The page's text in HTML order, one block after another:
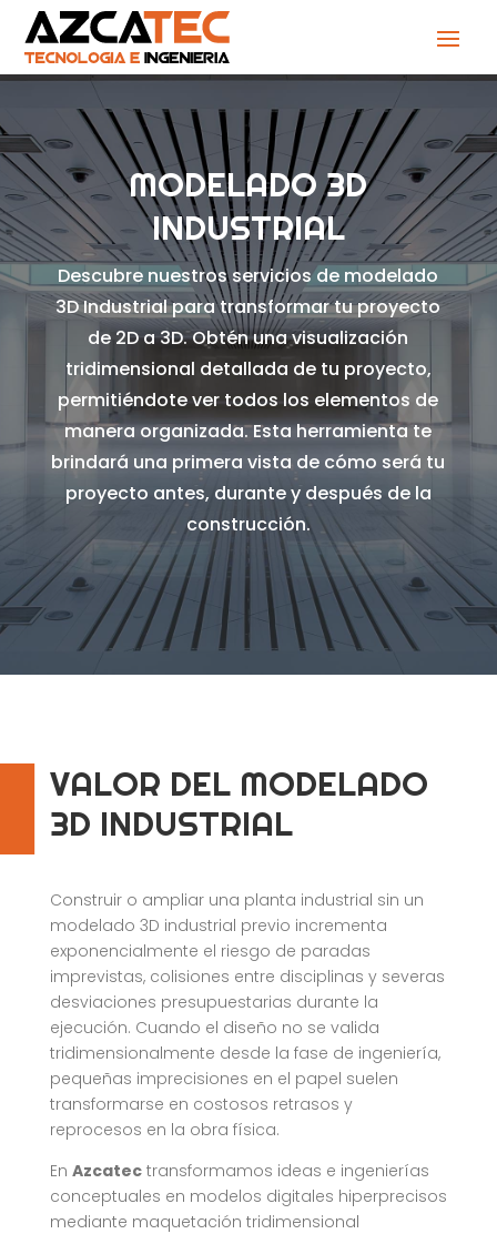
MODELADO 3D
INDUSTRIAL
Descubre nuestros servicios de modelado
3D Industrial para transformar tu proyecto
de 2D a 3D. Obtén una visualización
tridimensional detallada de tu proyecto,
permitiéndote ver todos los elementos de
manera organizada. Esta herramienta te
brindará una primera vista de cómo será tu
proyecto antes, durante y después de la
construcción.
VALOR DEL MODELADO
3D INDUSTRIAL
Construir o ampliar una planta industrial sin un
modelado 3D industrial previo incrementa
exponencialmente el riesgo de paradas
imprevistas, colisiones entre disciplinas y severas
desviaciones presupuestarias durante la
ejecución. Cuando el diseño no se valida
tridimensionalmente desde la fase de ingeniería,
pequeñas imprecisiones en el papel suelen
transformarse en costosos retrasos y
reprocesos en la obra física.
En Azcatectransformamos ideas e ingenierías
conceptuales en modelos digitales hiperprecisos
mediante maquetación tridimensional